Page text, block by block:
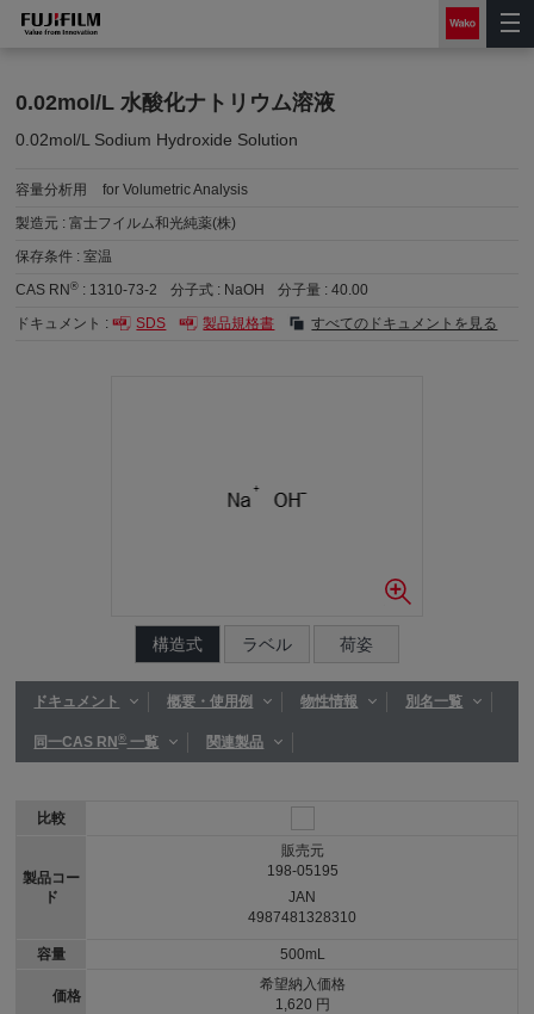
0.02mol/L 水酸化ナトリウム溶液
0.02mol/L Sodium Hydroxide Solution
容量分析用
for Volumetric Analysis
製造元 :富士フイルム和光純薬(株)
保存条件 :室温
CAS RN® : 1310-73-2 分子式 : NaOH 分子量 :40.00
ドキュメント :
SDS 製品規格書 すべてのドキュメントを見る
構造式 ラベル 荷姿
ドキュメント 概要・使用例 物性情報 別名一覧
同一CAS RN®一覧 関連製品
比較
製品コー
ド
容量
価格
販売元
198-05195
JAN
4987481328310
500mL
希望納入価格
1,620 円